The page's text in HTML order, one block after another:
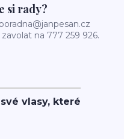
si rady?
na 777 259 926.
vlasy, které